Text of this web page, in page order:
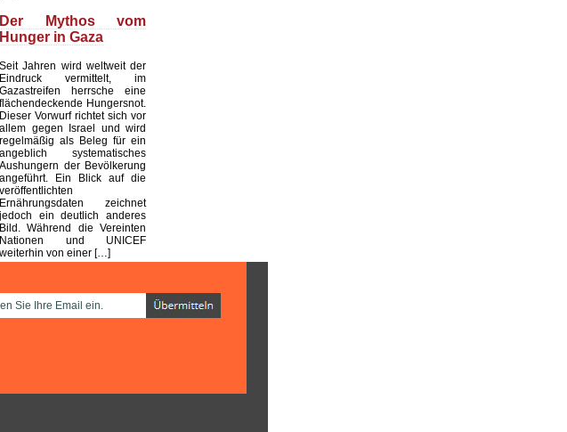
Der Mythos vom
Hunger in Gaza
Seit Jahren wird weltweit der
Eindruck vermittelt, im
Gazastreifen herrsche eine
flächendeckende Hungersnot.
Dieser Vorwurf richtet sich vor
allem gegen Israel und wird
regelmäßig als Beleg für ein
angeblich systematisches
Aushungern der Bevölkerung
angeführt. Ein Blick auf die
veröffentlichten
Ernährungsdaten zeichnet
jedoch ein deutlich anderes
Bild. Während die Vereinten
Nationen und UNICEF
weiterhin von einer […]